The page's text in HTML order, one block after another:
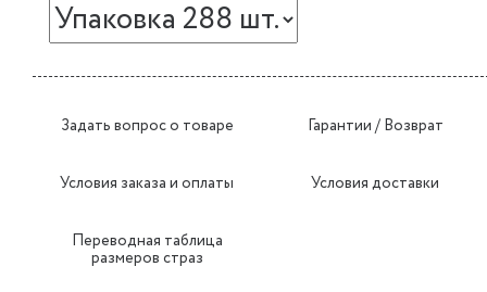
Задать вопрос о товаре Гарантии / Возврат
Условия заказа и оплаты Условия доставки
Переводная таблица
размеров страз